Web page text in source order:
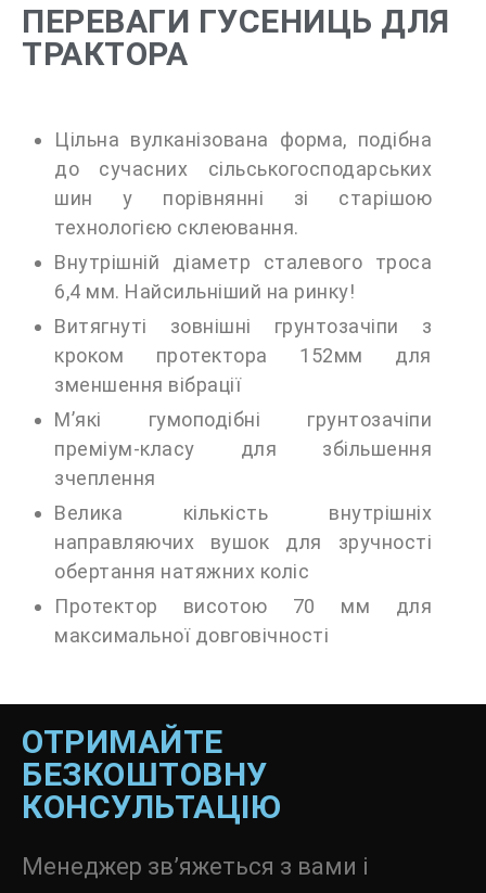
ПЕРЕВАГИ ГУСЕНИЦЬ ДЛЯ
ТРАКТОРА
Цільна вулканізована форма, подібна
до сучасних сільськогосподарських
шин у порівнянні зі старішою
технологією склеювання.
Внутрішній діаметр сталевого троса
6,4 мм. Найсильніший на ринку!
Витягнуті зовнішні грунтозачіпи з
кроком протектора 152мм для
зменшення вібрації
М’які гумоподібні грунтозачіпи
преміум-класу для збільшення
зчеплення
Велика кількість внутрішніх
направляючих вушок для зручності
обертання натяжних коліс
Протектор висотою 70 мм для
максимальної довговічності
ОТРИМАЙТЕ
БЕЗКОШТОВНУ
КОНСУЛЬТАЦІЮ
Менеджер зв’яжеться з вами і